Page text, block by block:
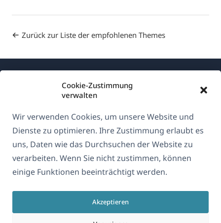
Cookie-Zustimmung
verwalten
Wir verwenden Cookies, um unsere Website und
Dienste zu optimieren. Ihre Zustimmung erlaubt es
uns, Daten wie das Durchsuchen der Website zu
verarbeiten. Wenn Sie nicht zustimmen, können
einige Funktionen beeinträchtigt werden.
Akzeptieren
Zurück zur Liste der empfohlenen Themes
Deutsch
Über WPML
DSGVO & Datenschutzrichtlinie
Unserem Team beitreten(öffnet
in
Fenster)
in
einem
neuen
(öffnet
in
einem
neuen
in
neuen